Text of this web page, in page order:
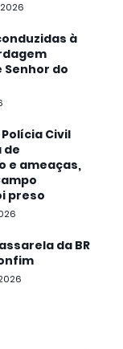
à
Senhor do
Civil
de
e ameaças,
preso
da BR